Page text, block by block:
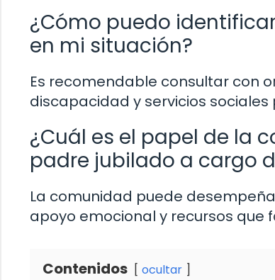
¿Cómo puedo
en mi situación?
Es recomendable consultar con
discapacidad y servicios
¿Cuál es el papel de la
padre jubilado a cargo
La comunidad puede
apoyo emocional y recursos que
Contenidos ocultar